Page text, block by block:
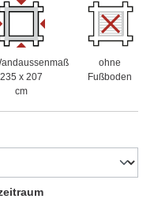
235 x 207
cm
ohne
Fußboden